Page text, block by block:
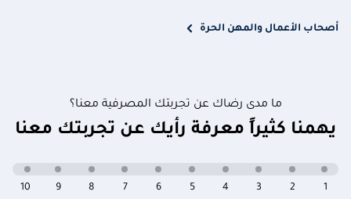
أصحاب الأعمال والمهن الحرة
ما مدى رضاك عن تجربتك المصرفية معنا؟
يهمنا كثيراً معرفة رأيك عن تجربتك معنا
10 9 8 7 6 5 4 3 2 1